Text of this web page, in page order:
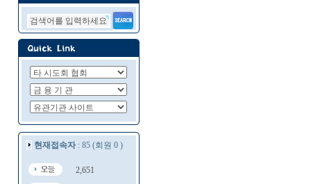
현재접속자: 85 (회원 0 )
2,651